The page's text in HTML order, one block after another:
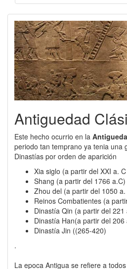
Antiguedad
Este hecho ocurrio en la
periodo tan temprano ya tenia una
Dinastías por orden de aparición
Xia siglo (a partir del XXI a.
Shang (a partir del 1766 a.C)
Zhou del (a partir del 1050 a.
Reinos Combatientes (a
Dinastía Qin (a partir del 221
Dinastía Han(a partir del
Dinastía Jin ((265-420)
.
La epoca Antigua se refiere a